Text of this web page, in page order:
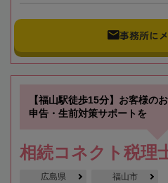
事務所に
【福山駅徒歩15分】お客様の
申告・生前対策サポートを
相続コネクト税理
広島県 福山市